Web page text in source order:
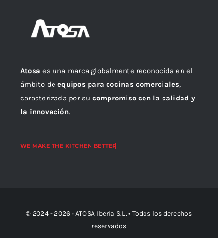
Atosa es una marca globalmente reconocida en el
ámbito deequipos para cocinas comerciales,
caracterizada por su compromiso con la calidad y
la innovación.
© 2024 - 2026 •ATOSA Iberia S.L. • Todos los derechos
reservados